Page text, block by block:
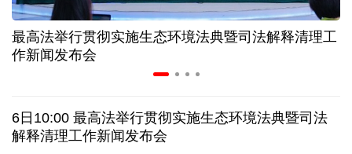
神
创新涌动，坚韧向前——解读前7个月我国外贸成绩
日本执政当局应停止在核问题上玩火
最高法举行贯彻实施生态环境法典暨司法解释清理工
作新闻发布会
6日10:00 最高法举行贯彻实施生态环境法典暨司法
解释清理工作新闻发布会